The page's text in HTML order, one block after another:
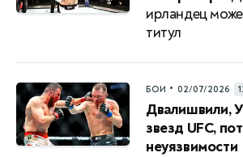
ирландец
титул
БОИ • 02/07/2026
Двалишвили,
звезд UFC,
неуязвимости